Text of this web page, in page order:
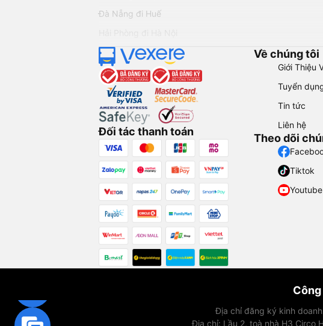
Đà Nẵng đi Huế
Đối tác thanh toán
Về chúng tôi
Giới Thiệu
Tuyển
Tin tức
Liên hệ
Theo dõi
Tiktok
Youtube
Địa chỉ đăng ký kinh
Địa chỉ: Lầu 2, toà nhà H3 Circo